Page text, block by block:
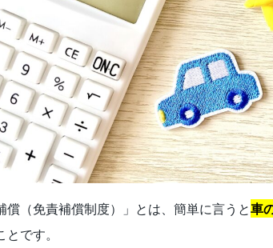
償（免責補償制度）」とは、簡単に言うと車
とです。